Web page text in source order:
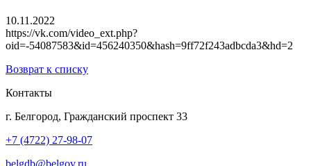
10.11.2022
https://vk.com/video_ext.php?
oid=-54087583&id=456240350&hash=9ff72f243adbcda3&hd=2
Возврат к списку
Контакты
г. Белгород, Гражданский проспект 33
+7 (4722) 27-98-07